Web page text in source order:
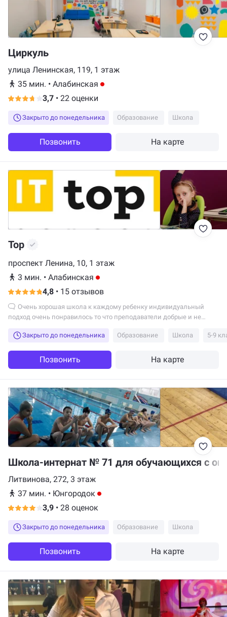
Циркуль
улица Ленинская, 119, 1 этаж
35 мин. • Алабинская
3,7 • 22 оценки
Закрыто до понедельника Образование Школа
Позвонить На карте
Top
проспект Ленина, 10, 1 этаж
3 мин. • Алабинская
4,8 • 15 отзывов
подход очень понравилось то что преподаватели добрые и не
Закрыто до понедельника
Образование Школа 5-9
Позвонить На карте
Школа-интернат № 71 для обучающихся с
Литвинова, 272, 3 этаж
37 мин. • Юнгородок
3,9 • 28 оценок
Закрыто до понедельника Образование Школа
Позвонить На карте